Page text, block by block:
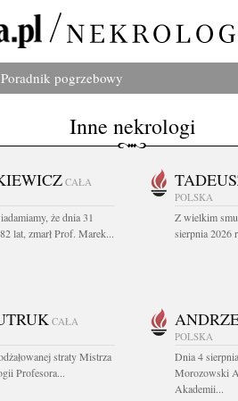
Poradnik pogrzebowy
Inne nekrologi
CAŁA
że dnia 31
lat, zmarł Prof. Marek...
POLSKA
Z wielkim
sierpnia 2026
CAŁA
straty Mistrza
Profesora...
POLSKA
Dnia 4
Morozowski
Akademii...